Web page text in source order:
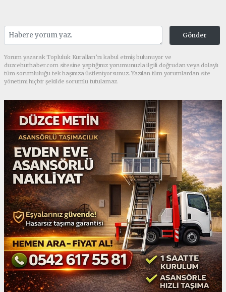
Gönder
Yorum yazarak Topluluk Kuralları’nı kabul etmiş bulunuyor ve
duzcehurhaber.com sitesine yaptığınız yorumunuzla ilgili doğrudan veya dolaylı
tüm sorumluluğu tek başınıza üstleniyorsunuz. Yazılan tüm yorumlardan site
yönetimi hiçbir şekilde sorumlu tutulamaz.